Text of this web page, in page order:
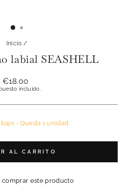
Inicio /
labial SEASHELL
Precio
habitual
€18.00
incluido.
- Queda 1 unidad
AL CARRITO
comprar este producto